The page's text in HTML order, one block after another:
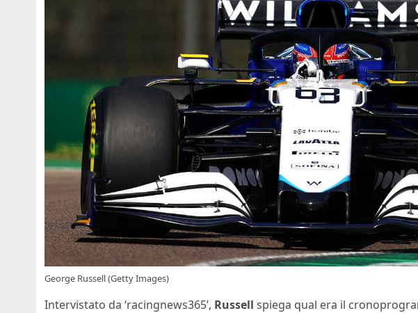
George Russell (Getty Images)
Intervistato da ‘racingnews365’, Russell spiega qual era il